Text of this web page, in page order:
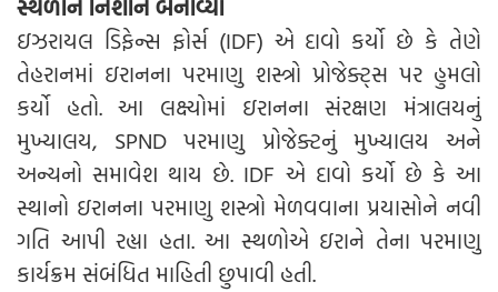
સ્થળોને નિશાન બનાવ્યા
ઇઝરાયલ ડિફેન્સ ફોર્સ (IDF) એ દાવો કર્યો છે કે તેણે
તેહરાનમાં ઇરાનના પરમાણુ શસ્ત્રો પ્રોજેક્ટ્સ પર હુમલો
કર્યો હતો. આ લક્ષ્યોમાં ઇરાનના સંરક્ષણ મંત્રાલયનું
મુખ્યાલય, SPND પરમાણુ પ્રોજેક્ટનું મુખ્યાલય અને
અન્યનો સમાવેશ થાય છે. IDF એ દાવો કર્યો છે કે આ
સ્થાનો ઇરાનના પરમાણુ શસ્ત્રો મેળવવાના પ્રયાસોને નવી
ગતિ આપી રહ્યા હતા. આ સ્થળોએ ઇરાને તેના પરમાણુ
કાર્યક્રમ સંબંધિત માહિતી છુપાવી હતી.